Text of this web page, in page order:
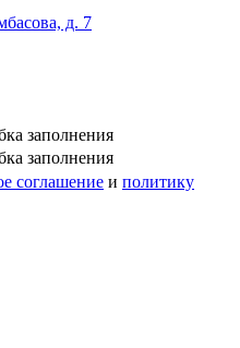
д. 7
заполнения
заполнения
соглашение и политику